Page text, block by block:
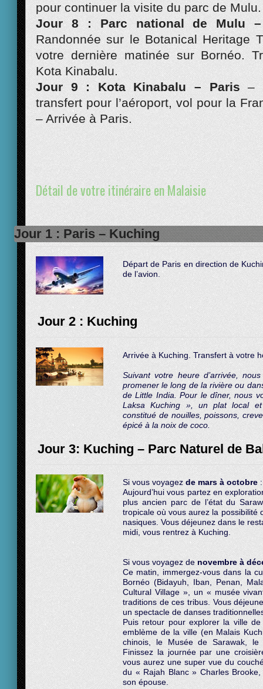
pour continuer la visite du parc de Mulu.
Jour 8 : Parc national de Mulu –
Randonnée sur le Botanical Heritage
votre dernière matinée sur Bornéo.
Kota Kinabalu.
Jour 9 : Kota Kinabalu – Paris–
transfert pour l’aéroport, vol pour la
– Arrivée à Paris.
Détail de votre itinéraire en Malaisie
Jour 1 : Paris – Kuching
Départ de Paris en direction de
de l’avion.
Jour 2 : Kuching
Arrivée à Kuching. Transfert à votre
Suivant votre heure d’arrivée,
promener le long de la rivière ou
de Little India. Pour le dîner, nous
Laksa Kuching », un plat local
constitué de nouilles, poissons,
épicé à la noix de coco.
Jour 3: Kuching – Parc Naturel de
Si vous voyagez de mars à octobre :
Aujourd’hui vous partez en
plus ancien parc de l’état du
tropicale où vous aurez la possibilité
nasiques. Vous déjeunez dans le
midi, vous rentrez à Kuching.
Si vous voyagez de novembre à
Ce matin, immergez-vous dans la
Bornéo (Bidayuh, Iban, Penan,
Cultural Village », un « musée
traditions de ces tribus. Vous
un spectacle de danses
Puis retour pour explorer la ville
emblème de la ville (en Malais
chinois, le Musée de Sarawak,
Finissez la journée par une
vous aurez une super vue du
du « Rajah Blanc » Charles
son épouse.